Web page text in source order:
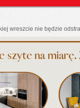
wreszcie nie będzie